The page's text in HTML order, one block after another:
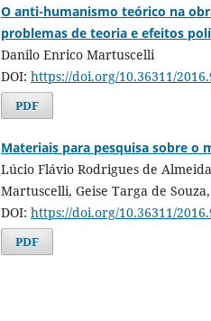
O anti-humanismo teórico na
problemas de teoria e efeitos
Danilo Enrico Martuscelli
DOI: https://doi.org/10.36311/
PDF
Materiais para pesquisa sobre o
Lúcio Flávio Rodrigues de
Martuscelli, Geise Targa de
DOI: https://doi.org/10.36311/
PDF